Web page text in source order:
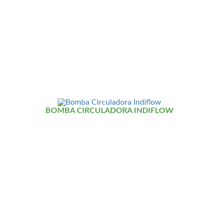
BOMBA CIRCULADORA INDIFLOW